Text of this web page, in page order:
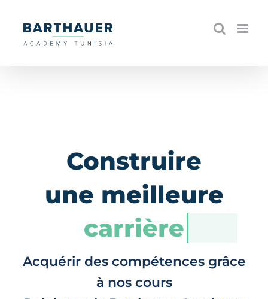
content
Construire
une meilleure
carrière
Acquérir des compétences grâce
à nos cours